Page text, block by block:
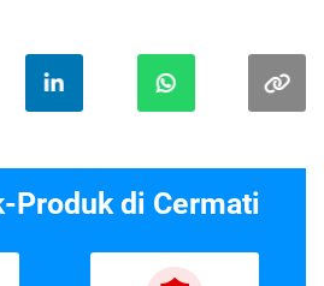
Produk di Cermati